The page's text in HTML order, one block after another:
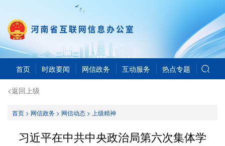
首页 时政要闻 网信政务 互动服务 热点专题
<返回上级
首页> 网信政务> 网信动态> 上级精神
习近平在中共中央政治局第六次集体学